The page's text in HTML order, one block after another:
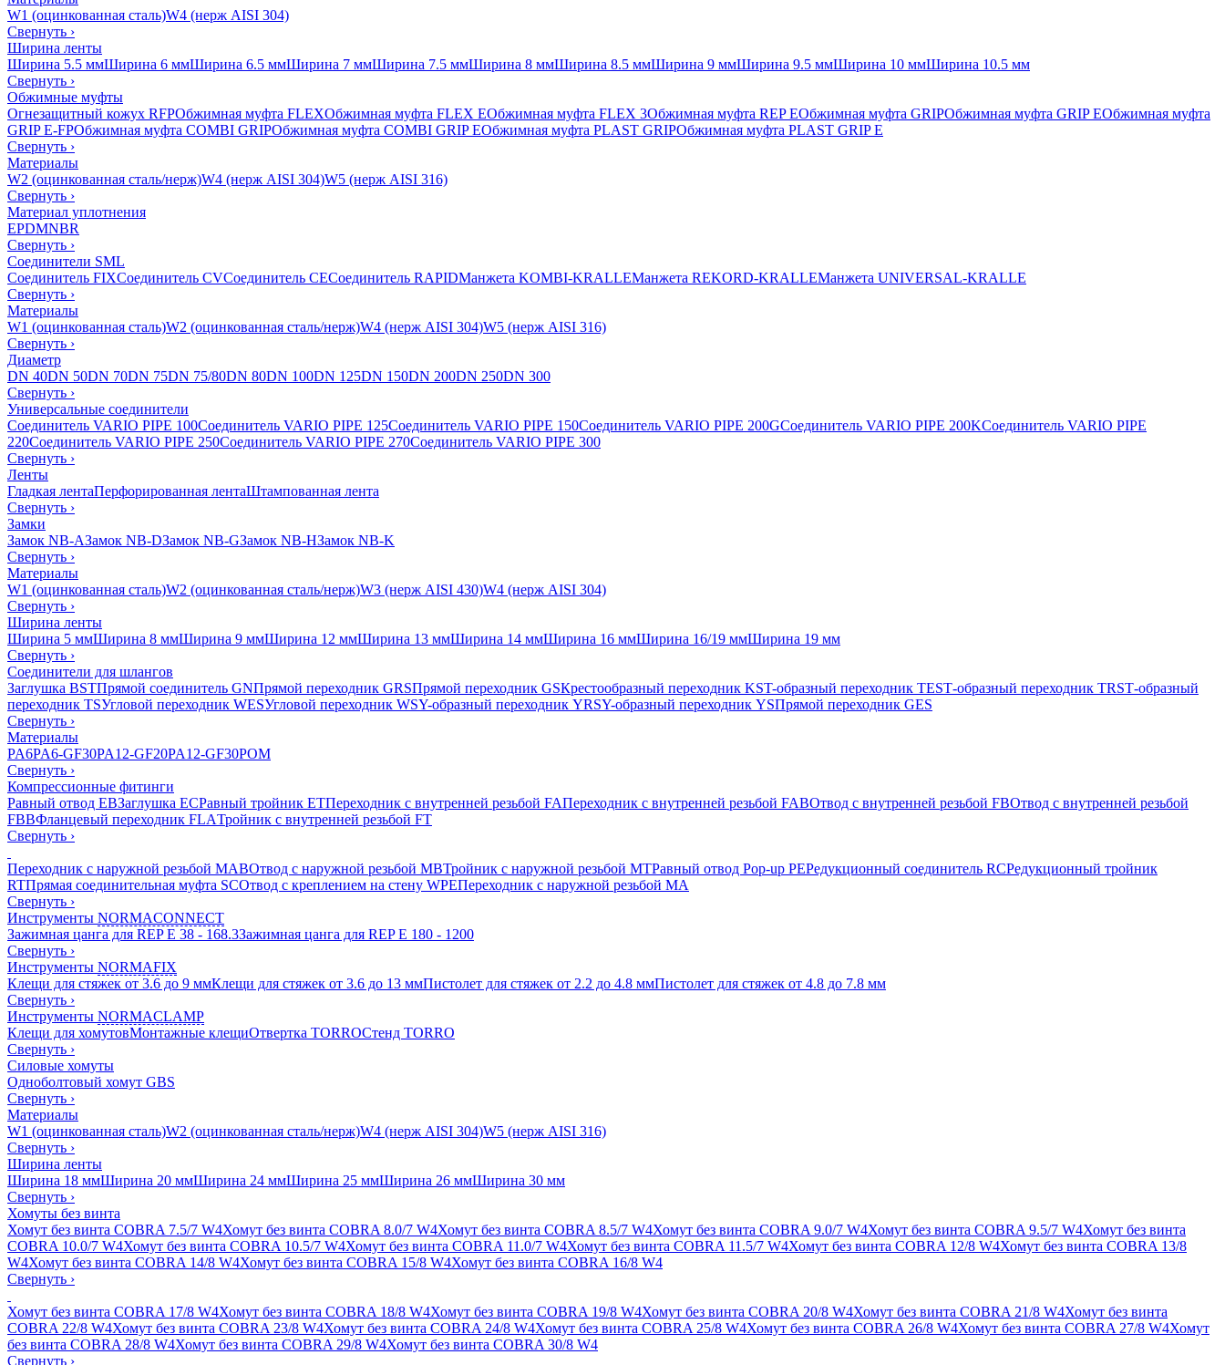
W1 (оцинкованная сталь)W4 (нерж AISI 304)
Свернуть ›
Ширина ленты
Ширина 5.5 ммШирина 6 ммШирина 6.5 ммШирина 7 ммШирина 7.5 ммШирина 8 ммШирина 8.5 ммШирина 9 ммШирина 9.5 ммШирина 10 ммШирина 10.5 мм
Свернуть ›
Обжимные муфты
Огнезащитный кожух RFPОбжимная муфта FLEXОбжимная муфта FLEX EОбжимная муфта FLEX 3Обжимная муфта REP EОбжимная муфта GRIPОбжимная муфта GRIP EОбжимная муфта
GRIP E-FPОбжимная муфта COMBI GRIPОбжимная муфта COMBI GRIP EОбжимная муфта PLAST GRIPОбжимная муфта PLAST GRIP E
Свернуть ›
Материалы
W2 (оцинкованная сталь/нерж)W4 (нерж AISI 304)W5 (нерж AISI 316)
Свернуть ›
Материал уплотнения
EPDMNBR
Свернуть ›
Соединители SML
Соединитель FIXСоединитель CVСоединитель CEСоединитель RAPIDМанжета KOMBI-KRALLEМанжета REKORD-KRALLEМанжета UNIVERSAL-KRALLE
Свернуть ›
Материалы
W1 (оцинкованная сталь)W2 (оцинкованная сталь/нерж)W4 (нерж AISI 304)W5 (нерж AISI 316)
Свернуть ›
Диаметр
DN 40DN 50DN 70DN 75DN 75/80DN 80DN 100DN 125DN 150DN 200DN 250DN 300
Свернуть ›
Универсальные соединители
Соединитель VARIO PIPE 100Соединитель VARIO PIPE 125Соединитель VARIO PIPE 150Соединитель VARIO PIPE 200GСоединитель VARIO PIPE 200KСоединитель VARIO PIPE
220Соединитель VARIO PIPE 250Соединитель VARIO PIPE 270Соединитель VARIO PIPE 300
Свернуть ›
Ленты
Гладкая лентаПерфорированная лентаШтампованная лента
Свернуть ›
Замки
Замок NB-AЗамок NB-DЗамок NB-GЗамок NB-HЗамок NB-K
Свернуть ›
Материалы
W1 (оцинкованная сталь)W2 (оцинкованная сталь/нерж)W3 (нерж AISI 430)W4 (нерж AISI 304)
Свернуть ›
Ширина ленты
Ширина 5 ммШирина 8 ммШирина 9 ммШирина 12 ммШирина 13 ммШирина 14 ммШирина 16 ммШирина 16/19 ммШирина 19 мм
Свернуть ›
Соединители для шлангов
Заглушка BSTПрямой соединитель GNПрямой переходник GRSПрямой переходник GSКрестообразный переходник KST-образный переходник TESТ-образный переходник TRSТ-образный
переходник TSУгловой переходник WESУгловой переходник WSY-образный переходник YRSY-образный переходник YSПрямой переходник GES
Свернуть ›
Материалы
PA6PA6-GF30PA12-GF20PA12-GF30POM
Свернуть ›
Компрессионные фитинги
Равный отвод EBЗаглушка ECРавный тройник ETПереходник с внутренней резьбой FAПереходник с внутренней резьбой FABОтвод с внутренней резьбой FBОтвод с внутренней резьбой
FBBФланцевый переходник FLAТройник с внутренней резьбой FT
Свернуть ›
Переходник с наружной резьбой MABОтвод с наружной резьбой MBТройник с наружной резьбой MTРавный отвод Pop-up PEРедукционный соединитель RCРедукционный тройник
RTПрямая соединительная муфта SCОтвод с креплением на стену WPEПереходник с наружной резьбой MA
Свернуть ›
Инструменты NORMACONNECT
Зажимная цанга для REP E 38 - 168.3Зажимная цанга для REP E 180 - 1200
Свернуть ›
Инструменты NORMAFIX
Клещи для стяжек от 3.6 до 9 ммКлещи для стяжек от 3.6 до 13 ммПистолет для стяжек от 2.2 до 4.8 ммПистолет для стяжек от 4.8 до 7.8 мм
Свернуть ›
Инструменты NORMACLAMP
Клещи для хомутовМонтажные клещиОтвертка TORROСтенд TORRO
Свернуть ›
Силовые хомуты
Одноболтовый хомут GBS
Свернуть ›
Материалы
W1 (оцинкованная сталь)W2 (оцинкованная сталь/нерж)W4 (нерж AISI 304)W5 (нерж AISI 316)
Свернуть ›
Ширина ленты
Ширина 18 ммШирина 20 ммШирина 24 ммШирина 25 ммШирина 26 ммШирина 30 мм
Свернуть ›
Хомуты без винта
Хомут без винта COBRA 7.5/7 W4Хомут без винта COBRA 8.0/7 W4Хомут без винта COBRA 8.5/7 W4Хомут без винта COBRA 9.0/7 W4Хомут без винта COBRA 9.5/7 W4Хомут без винта
COBRA 10.0/7 W4Хомут без винта COBRA 10.5/7 W4Хомут без винта COBRA 11.0/7 W4Хомут без винта COBRA 11.5/7 W4Хомут без винта COBRA 12/8 W4Хомут без винта COBRA 13/8
W4Хомут без винта COBRA 14/8 W4Хомут без винта COBRA 15/8 W4Хомут без винта COBRA 16/8 W4
Свернуть ›
Хомут без винта COBRA 17/8 W4Хомут без винта COBRA 18/8 W4Хомут без винта COBRA 19/8 W4Хомут без винта COBRA 20/8 W4Хомут без винта COBRA 21/8 W4Хомут без винта
COBRA 22/8 W4Хомут без винта COBRA 23/8 W4Хомут без винта COBRA 24/8 W4Хомут без винта COBRA 25/8 W4Хомут без винта COBRA 26/8 W4Хомут без винта COBRA 27/8 W4Хомут
без винта COBRA 28/8 W4Хомут без винта COBRA 29/8 W4Хомут без винта COBRA 30/8 W4
Свернуть ›